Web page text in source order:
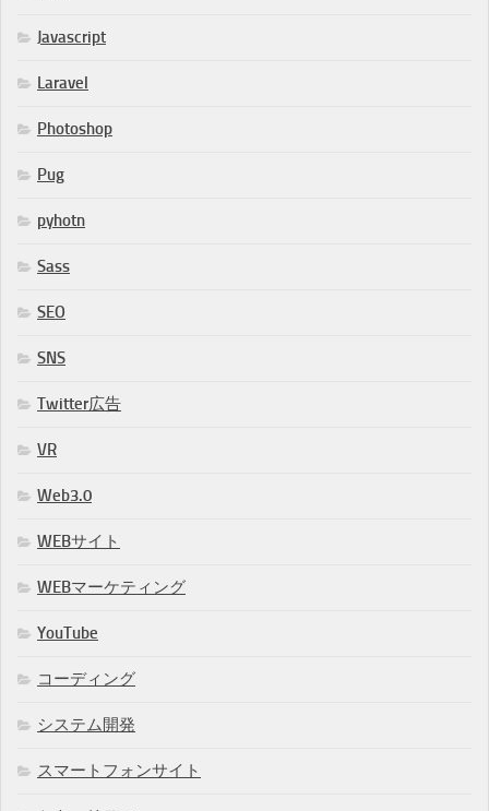
Javascript
Laravel
Photoshop
Pug
pyhotn
Sass
SEO
SNS
Twitter広告
VR
Web3.0
WEBサイト
WEBマーケティング
YouTube
コーディング
システム開発
スマートフォンサイト